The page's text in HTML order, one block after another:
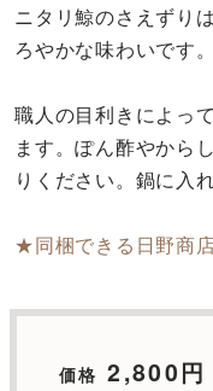
ニタリ鯨のさえずり
ろやかな味わいです。
職人の目利きによっ
ます。ぽん酢やから
りください。鍋に入
★同梱できる日野商
価格 2,800円